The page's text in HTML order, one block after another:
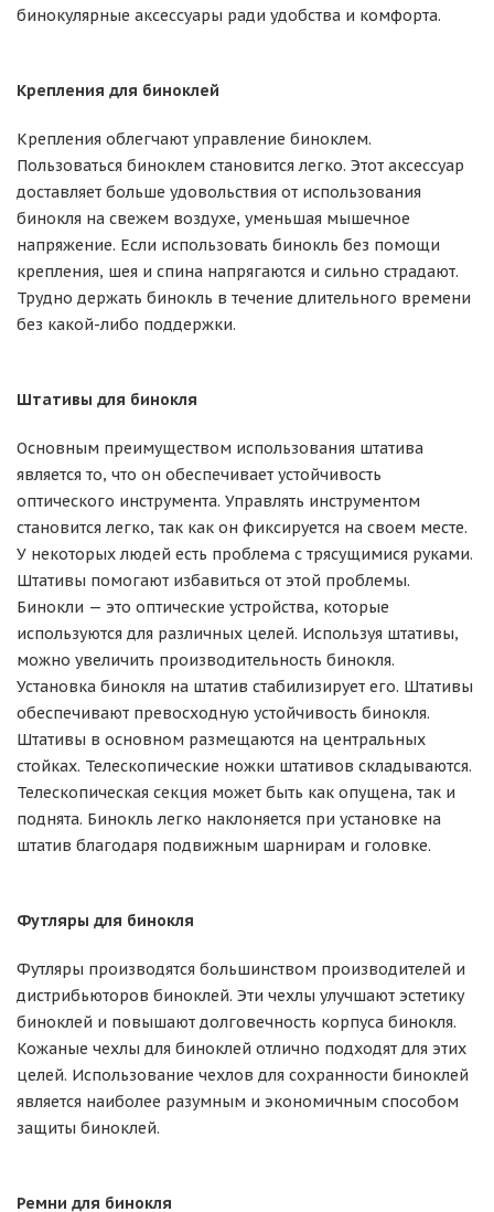
бинокулярные аксессуары ради удобства и комфорта.
Крепления для биноклей
Крепления облегчают управление биноклем.
Пользоваться биноклем становится легко. Этот аксессуар
доставляет больше удовольствия от использования
бинокля на свежем воздухе, уменьшая мышечное
напряжение. Если использовать бинокль без помощи
крепления, шея и спина напрягаются и сильно страдают.
Трудно держать бинокль в течение длительного времени
без какой-либо поддержки.
Штативы для бинокля
Основным преимуществом использования штатива
является то, что он обеспечивает устойчивость
оптического инструмента. Управлять инструментом
становится легко, так как он фиксируется на своем месте.
У некоторых людей есть проблема с трясущимися руками.
Штативы помогают избавиться от этой проблемы.
Бинокли — это оптические устройства, которые
используются для различных целей. Используя штативы,
можно увеличить производительность бинокля.
Установка бинокля на штатив стабилизирует его. Штативы
обеспечивают превосходную устойчивость бинокля.
Штативы в основном размещаются на центральных
стойках. Телескопические ножки штативов складываются.
Телескопическая секция может быть как опущена, так и
поднята. Бинокль легко наклоняется при установке на
штатив благодаря подвижным шарнирам и головке.
Футляры для бинокля
Футляры производятся большинством производителей и
дистрибьюторов биноклей. Эти чехлы улучшают эстетику
биноклей и повышают долговечность корпуса бинокля.
Кожаные чехлы для биноклей отлично подходят для этих
целей. Использование чехлов для сохранности биноклей
является наиболее разумным и экономичным способом
защиты биноклей.
Ремни для бинокля